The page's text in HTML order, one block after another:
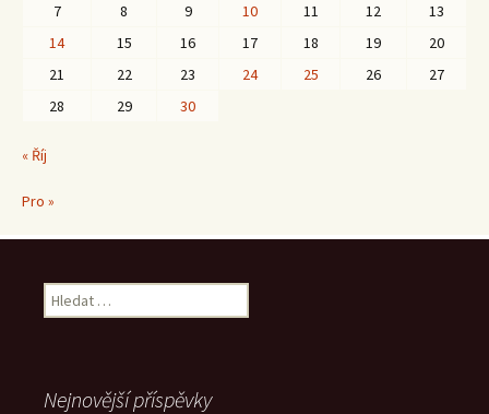
7
8 9 10 11 12
13
14
15 16 17 18 19
20
21
22 23 24 25 26
27
28
29 30
« Říj
Pro »
Vyhledávání
Nejnovější příspěvky